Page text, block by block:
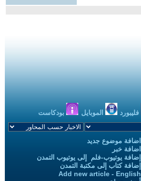
فليبورد الموبايل بودكاست
اضافة موضوع جديد
اضافة خبر
إضافة يوتيوب-فلم إلى يوتيوب التمدن
إضافة كتاب إلى مكتبة التمدن
Add new article - English